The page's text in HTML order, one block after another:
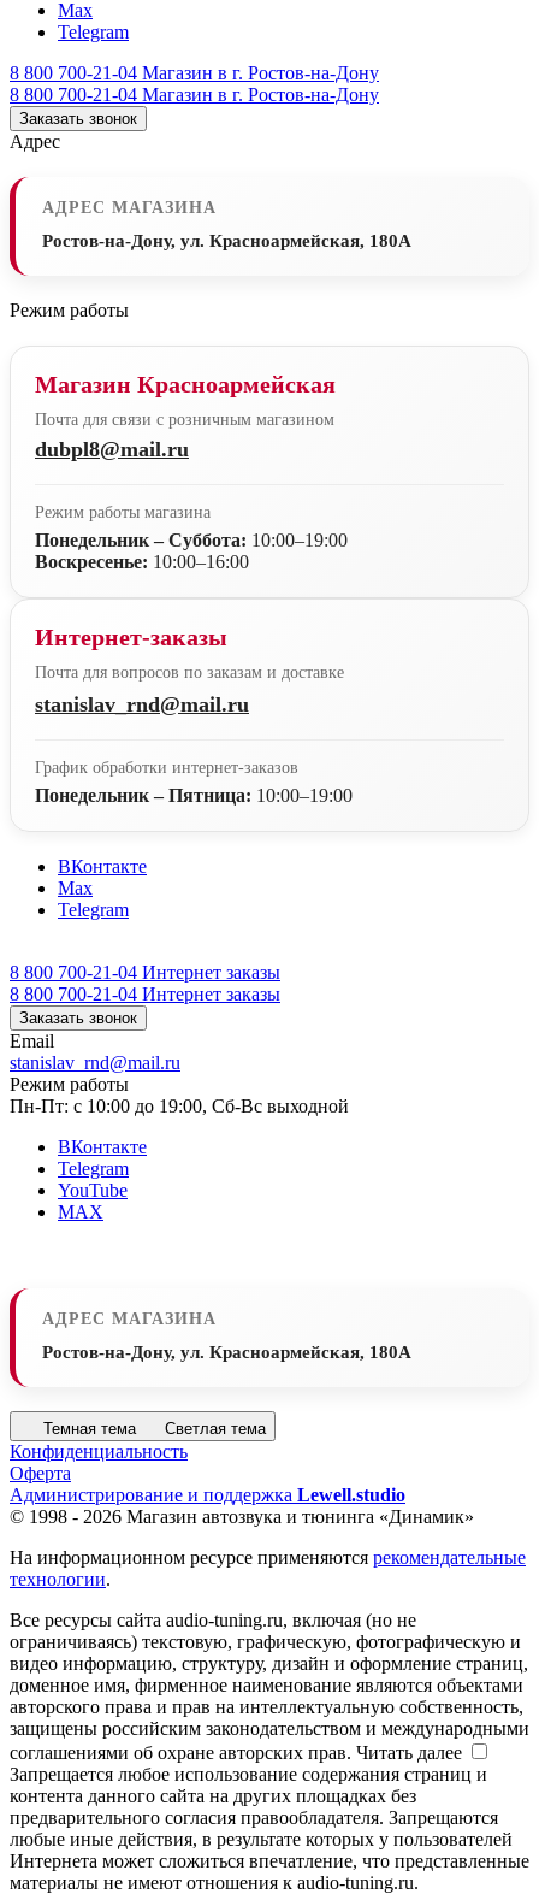
Max
Telegram
8 800 700-21-04 Магазин в г. Ростов-на-Дону
8 800 700-21-04 Магазин в г. Ростов-на-Дону
Заказать звонок
Адрес
АДРЕС МАГАЗИНА
Ростов-на-Дону, ул. Красноармейская, 180А
Режим работы
Магазин Красноармейская
Почта для связи с розничным магазином
dubpl8@mail.ru
Режим работы магазина
Понедельник – Суббота: 10:00–19:00
Воскресенье: 10:00–16:00
Интернет-заказы
Почта для вопросов по заказам и доставке
stanislav_rnd@mail.ru
График обработки интернет-заказов
Понедельник – Пятница: 10:00–19:00
ВКонтакте
Max
Telegram
8 800 700-21-04 Интернет заказы
8 800 700-21-04 Интернет заказы
Заказать звонок
Email
stanislav_rnd@mail.ru
Режим работы
Пн-Пт: с 10:00 до 19:00, Сб-Вс выходной
ВКонтакте
Telegram
YouTube
MAX
АДРЕС МАГАЗИНА
Ростов-на-Дону, ул. Красноармейская, 180А
Темная тема Светлая тема
Конфиденциальность
Оферта
Администрирование и поддержка Lewell.studio
© 1998 - 2026 Магазин автозвука и тюнинга «Динамик»
На информационном ресурсе применяются рекомендательные
технологии.
Все ресурсы сайта audio-tuning.ru, включая (но не
ограничиваясь) текстовую, графическую, фотографическую и
видео информацию, структуру, дизайн и оформление страниц,
доменное имя, фирменное наименование являются объектами
авторского права и прав на интеллектуальную собственность,
защищены российским законодательством и международными
соглашениями об охране авторских прав. Читать далее
Запрещается любое использование содержания страниц и
контента данного сайта на других площадках без
предварительного согласия правообладателя. Запрещаются
любые иные действия, в результате которых у пользователей
Интернета может сложиться впечатление, что представленные
материалы не имеют отношения к audio-tuning.ru.